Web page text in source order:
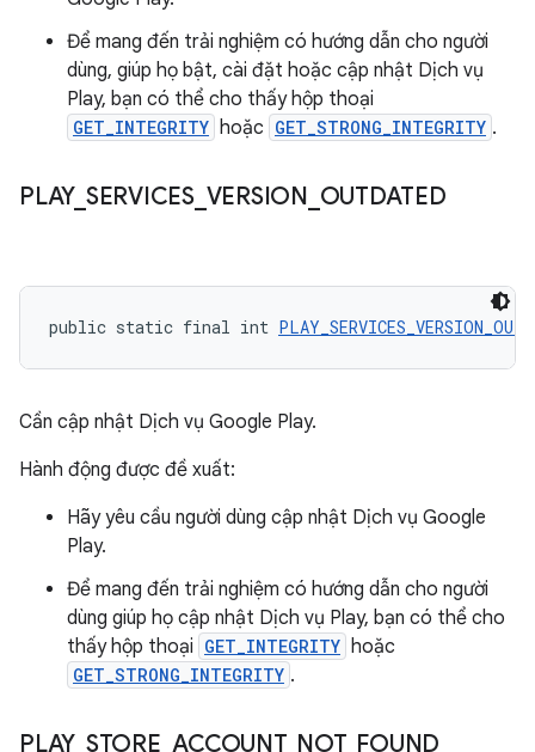
Để mang đến trải nghiệm có hướng dẫn cho người
dùng, giúp họ bật, cài đặt hoặc cập nhật Dịch vụ
Play, bạn có thể cho thấy hộp thoại
GET_INTEGRITY hoặc GET_STRONG_INTEGRITY .
PLAY_ SERVICES_ VERSION OUTDATED
public static final int
Cần cập nhật Dịch vụ Google Play.
Hành động được đề xuất:
Hãy yêu cầu người dùng cập nhật Dịch vụ Google
Play.
Để mang đến trải nghiệm có hướng dẫn cho người
dùng giúp họ cập nhật Dịch vụ Play, bạn có thể cho
thấy hộp thoại GET_INTEGRITY hoặc
GET_STRONG_INTEGRITY .
PLAY_ STORE _ACCOUNT_ NOT_ FOUND